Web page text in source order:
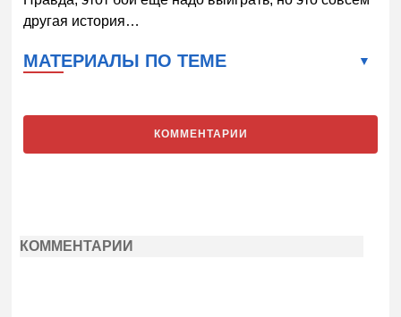
другая история…
МАТЕРИАЛЫ ПО ТЕМЕ
КОММЕНТАРИИ
КОММЕНТАРИИ